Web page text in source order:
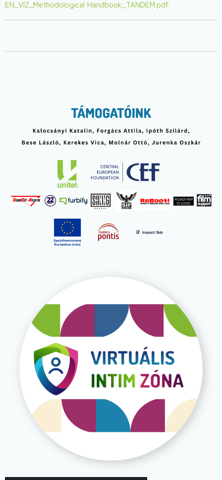
Document
EN_VIZ_Methodological Handbook_TANDEM.pdf